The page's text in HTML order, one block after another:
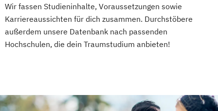
Geschichtsforschung
Historische Hilfswissenschaften und
Archivwissenschaft
Globalgeschichte und Global Studies
(Lehramt)
Wir fassen Studieninhalte, Voraussetzungen sowie
Karriereaussichten für dich zusammen. Durchstöbere
außerdem unsere Datenbank nach passenden
Hochschulen, die dein Traumstudium anbieten!